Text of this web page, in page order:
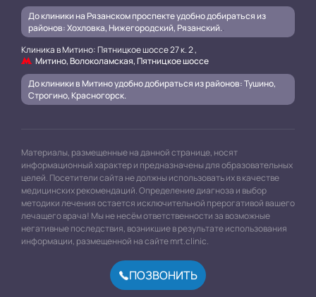
До клиники на Рязанском проспекте удобно добираться из
районов: Хохловка, Нижегородский, Рязанский..
Клиника в Митино: Пятницкое шоссе 27 к. 2 ,
Митино, Волоколамская, Пятницкое шоссе
До клиники в Митино удобно добираться из районов: Тушино,
Строгино, Красногорск.
Материалы, размещенные на данной странице, носят
информационный характер и предназначены для образовательных
целей. Посетители сайта не должны использовать их в качестве
медицинских рекомендаций. Определение диагноза и выбор
методики лечения остается исключительной прерогативой вашего
лечащего врача! Мы не несём ответственности за возможные
негативные последствия, возникшие в результате использования
информации, размещенной на сайте mrt.clinic.
ПОЗВОНИТЬ